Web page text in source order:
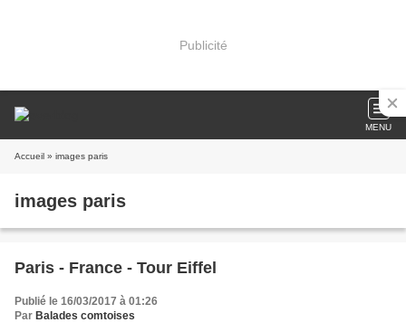
Publicité
MENU
Accueil » images paris
images paris
Paris - France - Tour Eiffel
Publié le 16/03/2017 à 01:26
Par Balades comtoises